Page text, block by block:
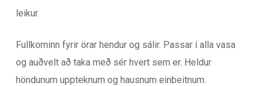
leikur.
Fullkominn fyrir örar hendur og sálir. Passar í alla vasa
og auðvelt að taka með sér hvert sem er. Heldur
höndunum uppteknum og hausnum einbeitnum.